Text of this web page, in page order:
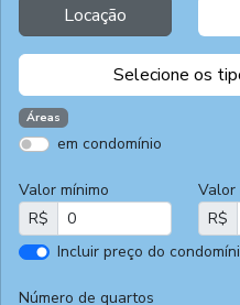
Locação
Selecione os
Casas
Salas
Áreas
em condomínio
Valor mínimo
R$
Valor
R$
Incluir preço do
Número de quartos